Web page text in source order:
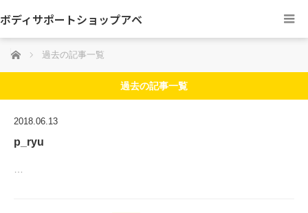
ボディサポートショップアベ
ホーム 過去の記事一覧
過去の記事一覧
2018.06.13
p_ryu